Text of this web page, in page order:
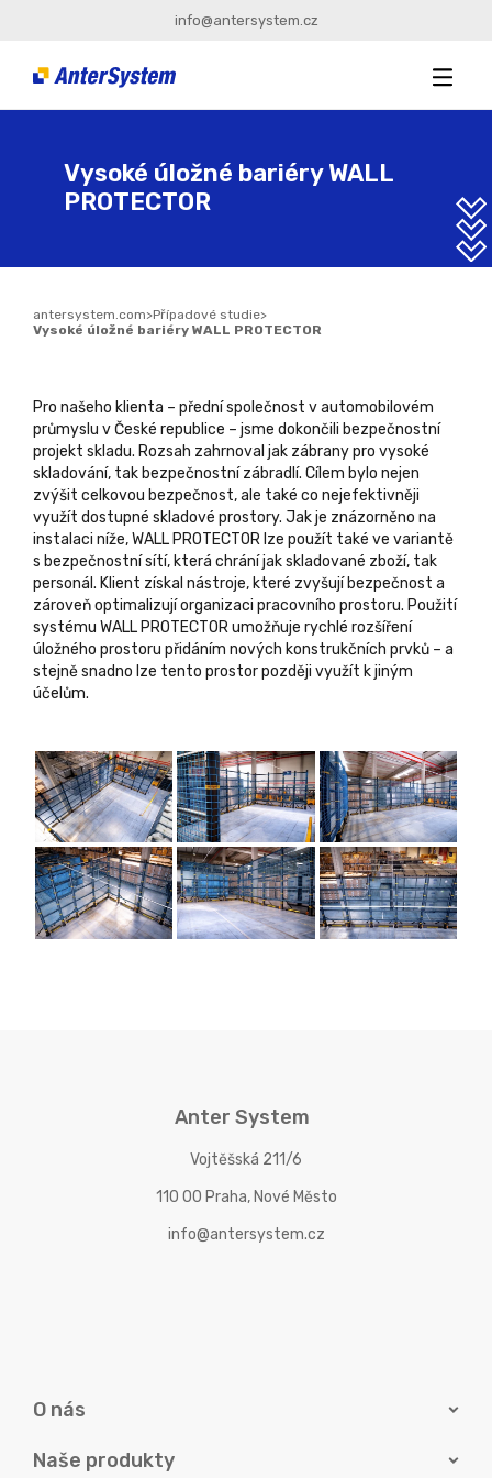
info@antersystem.cz
Vysoké úložné bariéry WALL
PROTECTOR
antersystem.com>Případové studie>
Vysoké úložné bariéry WALL PROTECTOR
Pro našeho klienta – přední společnost v automobilovém
průmyslu v České republice – jsme dokončili bezpečnostní
projekt skladu. Rozsah zahrnoval jak zábrany pro vysoké
skladování, tak bezpečnostní zábradlí. Cílem bylo nejen
zvýšit celkovou bezpečnost, ale také co nejefektivněji
využít dostupné skladové prostory. Jak je znázorněno na
instalaci níže, WALL PROTECTOR lze použít také ve variantě
s bezpečnostní sítí, která chrání jak skladované zboží, tak
personál. Klient získal nástroje, které zvyšují bezpečnost a
zároveň optimalizují organizaci pracovního prostoru. Použití
systému WALL PROTECTOR umožňuje rychlé rozšíření
úložného prostoru přidáním nových konstrukčních prvků – a
stejně snadno lze tento prostor později využít k jiným
účelům.
Anter System
Vojtěšská 211/6
110 00 Praha, Nové Město
info@antersystem.cz
O nás
Naše produkty